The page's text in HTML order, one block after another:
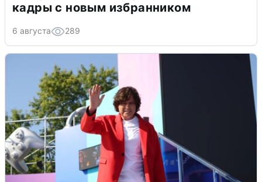
кадры с новым избранником
6 августа 289